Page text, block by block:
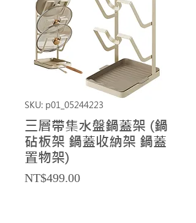
SKU: p01_05244223
三層帶集水盤鍋蓋架 (鍋
砧板架 鍋蓋收納架 鍋蓋
置物架)
NT$499.00Price